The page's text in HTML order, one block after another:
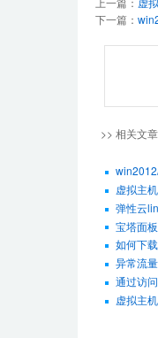
下一篇：
>> 相关文章
虚拟主
弹性云
宝塔面
如何下
异常流
通过访
虚拟主